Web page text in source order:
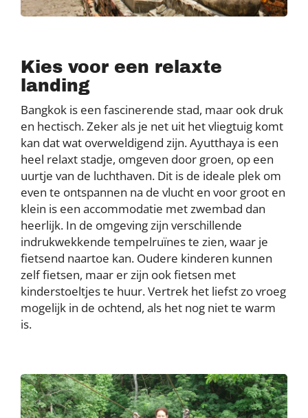
Kies voor een relaxte
landing
Bangkok is een fascinerende stad, maar ook druk
en hectisch. Zeker als je net uit het vliegtuig komt
kan dat wat overweldigend zijn. Ayutthaya is een
heel relaxt stadje, omgeven door groen, op een
uurtje van de luchthaven. Dit is de ideale plek om
even te ontspannen na de vlucht en voor groot en
klein is een accommodatie met zwembad dan
heerlijk. In de omgeving zijn verschillende
indrukwekkende tempelruïnes te zien, waar je
fietsend naartoe kan. Oudere kinderen kunnen
zelf fietsen, maar er zijn ook fietsen met
kinderstoeltjes te huur. Vertrek het liefst zo vroeg
mogelijk in de ochtend, als het nog niet te warm
is.